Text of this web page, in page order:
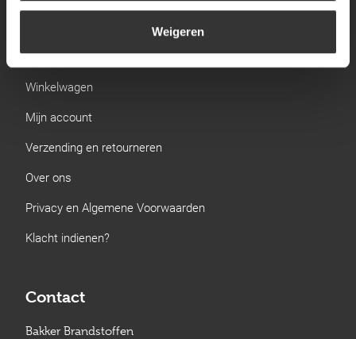
Weigeren
Links
Winkelwagen
Mijn account
Verzending en retourneren
Over ons
Privacy en Algemene Voorwaarden
Klacht indienen?
Contact
Bakker Brandstoffen